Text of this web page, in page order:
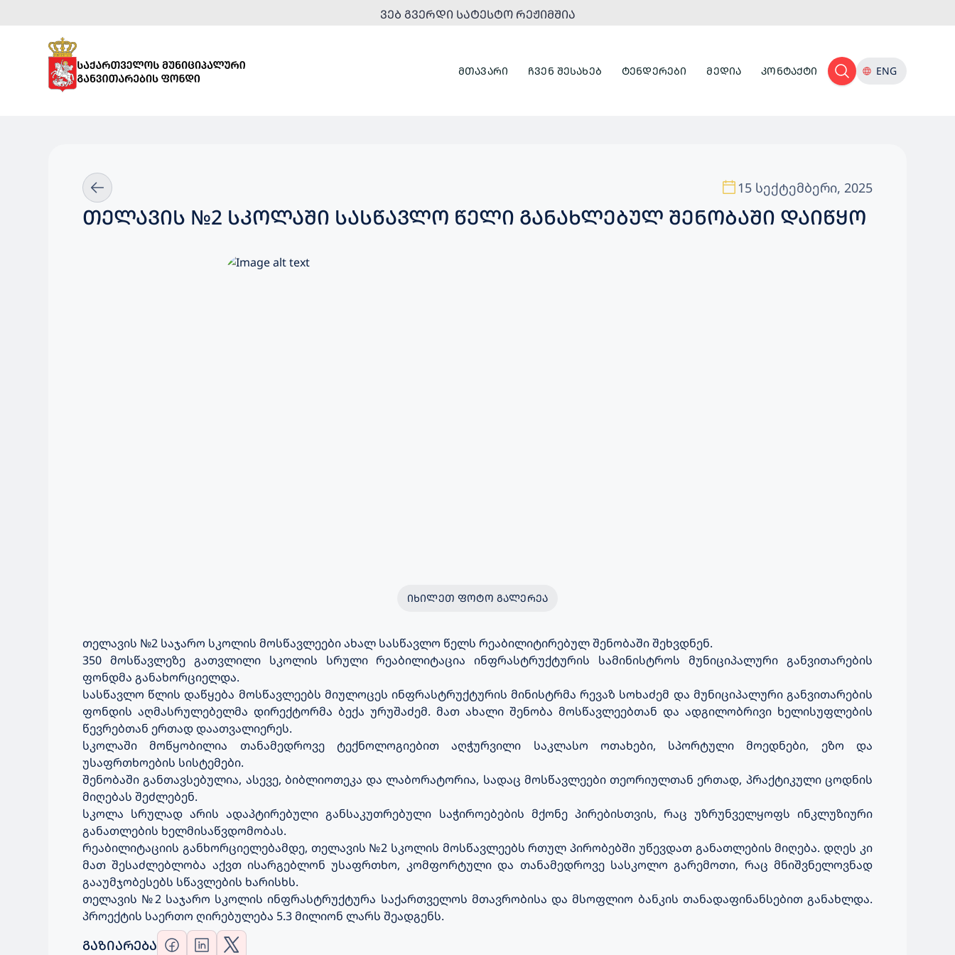
ᲕᲔᲑ ᲒᲕᲔᲠᲓᲘ ᲡᲐᲢᲔᲡᲢᲝ ᲠᲔᲟᲘᲛᲨᲘᲐ
ᲛᲗᲐᲕᲐᲠᲘ ᲩᲕᲔᲜ ᲨᲔᲡᲐᲮᲔᲑ ᲢᲔᲜᲓᲔᲠᲔᲑᲘ ᲛᲔᲓᲘᲐ ᲙᲝᲜᲢᲐᲥᲢᲘ ENG
15 სექტემბერი, 2025
ᲗᲔᲚᲐᲕᲘᲡ №2 ᲡᲙᲝᲚᲐᲨᲘ ᲡᲐᲡᲬᲐᲕᲚᲝ ᲬᲔᲚᲘ ᲒᲐᲜᲐᲮᲚᲔᲑᲣᲚ ᲨᲔᲜᲝᲑᲐᲨᲘ ᲓᲐᲘᲬᲧᲝ
ᲘᲮᲘᲚᲔᲗ ᲤᲝᲢᲝ ᲒᲐᲚᲔᲠᲔᲐ
თელავის №2 საჯარო სკოლის მოსწავლეები ახალ სასწავლო წელს რეაბილიტირებულ შენობაში შეხვდნენ.
350 მოსწავლეზე გათვლილი სკოლის სრული რეაბილიტაცია ინფრასტრუქტურის სამინისტროს მუნიციპალური განვითარების
ფონდმა განახორციელდა.
სასწავლო წლის დაწყება მოსწავლეებს მიულოცეს ინფრასტრუქტურის მინისტრმა რევაზ სოხაძემ და მუნიციპალური განვითარების
ფონდის აღმასრულებელმა დირექტორმა ბექა ურუშაძემ. მათ ახალი შენობა მოსწავლეებთან და ადგილობრივი ხელისუფლების
წევრებთან ერთად დაათვალიერეს.
სკოლაში მოწყობილია თანამედროვე ტექნოლოგიებით აღჭურვილი საკლასო ოთახები, სპორტული მოედნები, ეზო და
უსაფრთხოების სისტემები.
შენობაში განთავსებულია, ასევე, ბიბლიოთეკა და ლაბორატორია, სადაც მოსწავლეები თეორიულთან ერთად, პრაქტიკული ცოდნის
მიღებას შეძლებენ.
სკოლა სრულად არის ადაპტირებული განსაკუთრებული საჭიროებების მქონე პირებისთვის, რაც უზრუნველყოფს ინკლუზიური
განათლების ხელმისაწვდომობას.
რეაბილიტაციის განხორციელებამდე, თელავის №2 სკოლის მოსწავლეებს რთულ პირობებში უწევდათ განათლების მიღება. დღეს კი
მათ შესაძლებლობა აქვთ ისარგებლონ უსაფრთხო, კომფორტული და თანამედროვე სასკოლო გარემოთი, რაც მნიშვნელოვნად
გააუმჯობესებს სწავლების ხარისხს.
თელავის №2 საჯარო სკოლის ინფრასტრუქტურა საქართველოს მთავრობისა და მსოფლიო ბანკის თანადაფინანსებით განახლდა.
პროექტის საერთო ღირებულება 5.3 მილიონ ლარს შეადგენს.
ᲒᲐᲖᲘᲐᲠᲔᲑᲐ